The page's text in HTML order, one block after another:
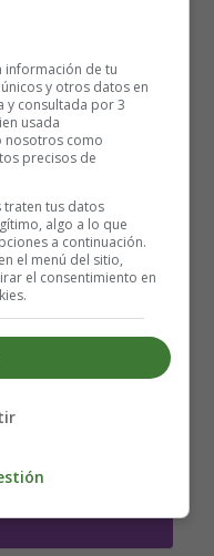
Mujer actual
Enero 2026
información de tu
y otros datos en
y consultada por 3
usada
nosotros como
precisos de
traten tus datos
algo a lo que
a continuación.
el menú del sitio,
el consentimiento en